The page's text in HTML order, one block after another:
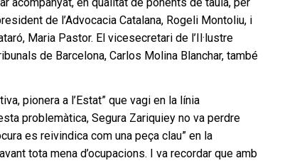
de l’Advocacia Catalana, Rogeli Montoliu, i
Maria Pastor. El vicesecretari de l’Il·lustre
de Barcelona, Carlos Molina Blanchar, també
pionera a l’Estat” que vagi en la línia
problemàtica, Segura Zariquiey no va perdre
es reivindica com una peça clau” en la
tota mena d’ocupacions. I va recordar que amb